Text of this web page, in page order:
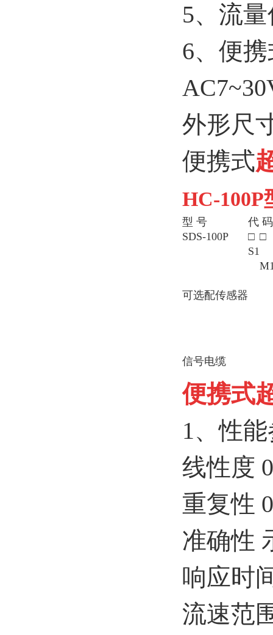
5、流
6、便
外形尺
便携式
HC-100P
型 号
代 码
SDS-100P
□ □
可选配传感器
S1
信号电缆
便携式
1、性
线性度
重复性
准确性
响应时
流速范